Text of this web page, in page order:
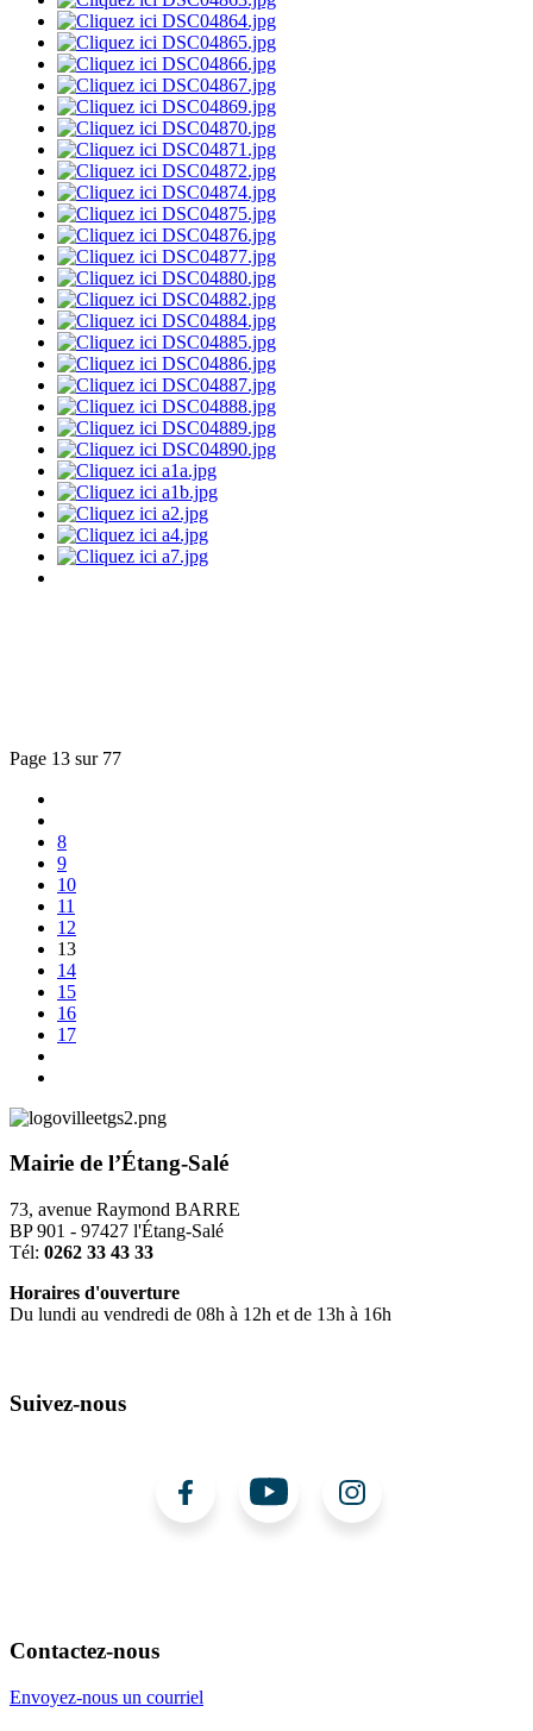
Page 13 sur 77
8
9
10
11
12
13
14
15
16
17
Mairie de l’Étang-Salé
73, avenue Raymond BARRE
BP 901 - 97427 l'Étang-Salé
Tél: 0262 33 43 33
Horaires d'ouverture
Du lundi au vendredi de 08h à 12h et de 13h à 16h
Suivez-nous
Contactez-nous
Envoyez-nous un courriel